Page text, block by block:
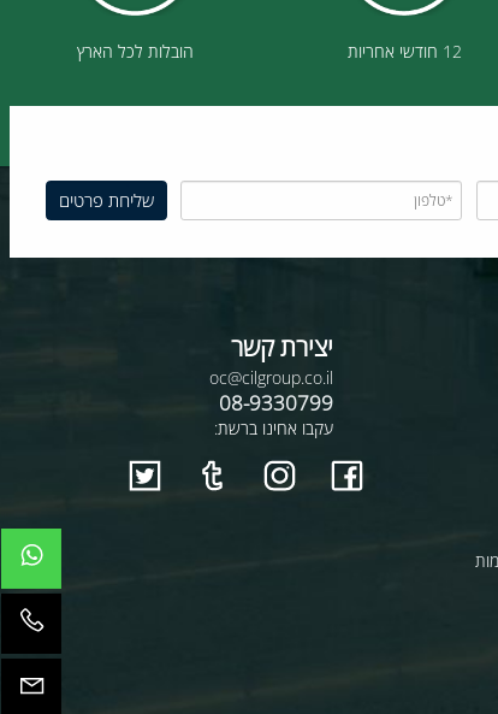
12 חודשי אחריות הובלות לכל הארץ
יצירת קשר
08-9330799